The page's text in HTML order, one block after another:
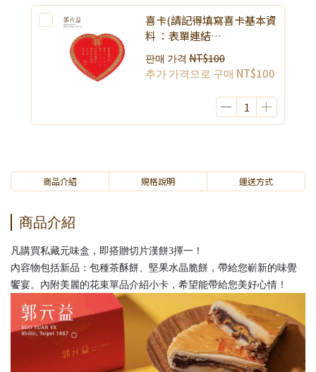
喜卡(請記得填寫喜卡基本資
料 ：表單連結
https://reurl.cc/74MWbd)
판매 가격 NT$100
추가 가격으로 구매 NT$100
商品介紹 規格說明 運送方式
商品介紹
凡購買私藏元味盒，即搭贈切片漢餅3擇一！
內容物包括新品：包種茶酥餅、堅果水晶脆餅，帶給您嶄新的味覺
饗宴。內附美麗的花束單品介紹小卡，希望能帶給您美好心情！